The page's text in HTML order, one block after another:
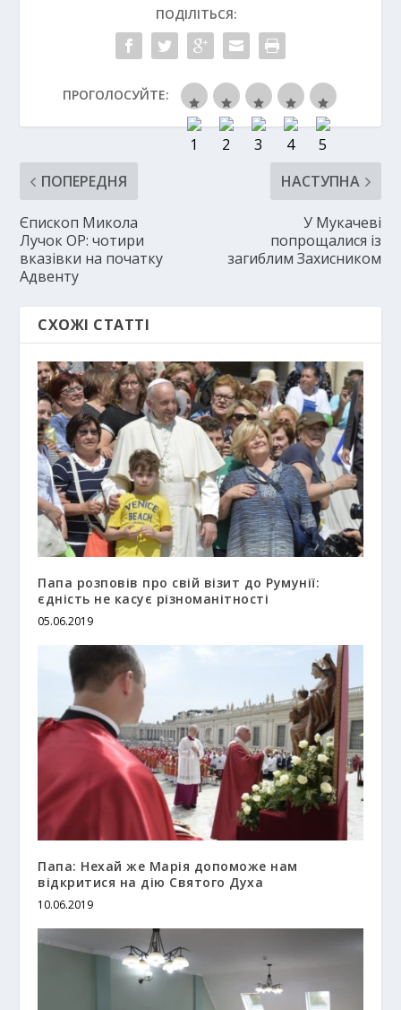
ПОДІЛІТЬСЯ:
ПРОГОЛОСУЙТЕ:
ПОПЕРЕДНЯ
Єпископ Микола
Лучок ОР: чотири
вказівки на початку
Адвенту
НАСТУПНА
У Мукачеві
попрощалися із
загиблим Захисником
СХОЖІ СТАТТІ
Папа розповів про свій візит до Румунії:
єдність не касує різноманітності
05.06.2019
Папа: Нехай же Марія допоможе нам
відкритися на дію Святого Духа
10.06.2019